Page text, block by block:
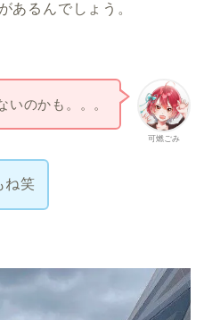
あるんでしょう。
可燃ごみ
いのかも。。。
ね笑